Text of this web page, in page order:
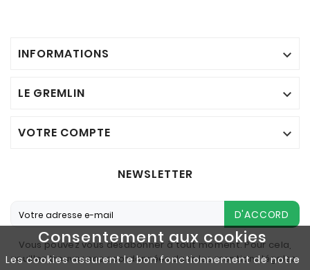
Consentement aux cookies
Les cookies assurent le bon fonctionnement de notre
INFORMATIONS 
LE GREMLIN 
VOTRE COMPTE 
NEWSLETTER
D'ACCORD
Vous pouvez vous désabonner à tout moment. Pour cela,
veuillez trouver nos coordonnées dans les mentions légales.